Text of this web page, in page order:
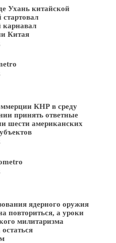
Ухань китайской
Китая
КНР в среду
принять ответные
шести американских
ядерного оружия
повториться, а уроки
милитаризма